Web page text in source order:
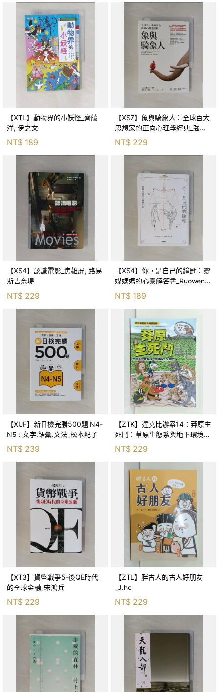
【XTL】動物界的小妖怪_齊藤
洋, 伊之文
NT$ 189
【XS7】象與騎象人：全球百大
思想家的正向心理學經典_強納
森．海德, 李靜瑤
NT$ 229
【XS4】認識電影_焦雄屏, 路易
斯吉奈堤
NT$ 229
【XS4】你，是自己的鑰匙：靈
媒媽媽的心靈解答書_Ruowen
Huang
NT$ 189
【XUF】新日檢完勝500題 N4-
N5 : 文字.語彙.文法_松本紀子
NT$ 239
【ZTK】達克比辦案14：莽原生
死鬥：草原生態系與地下環境的
生存適應_柯智元
NT$ 229
【XT3】貨幣戰爭5-後QE時代
的全球金融_宋鴻兵
NT$ 229
【ZTL】胖古人的古人好朋友
_J.ho
NT$ 229